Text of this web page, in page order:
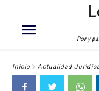
Por y
Inicio Actualidad